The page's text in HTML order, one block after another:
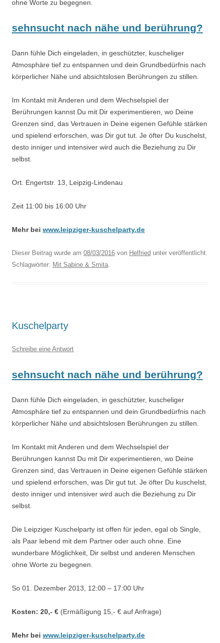
ohne Worte zu begegnen.
sehnsucht nach nähe und berührung?
Dann fühle Dich eingeladen, in geschützter, kuscheliger
Atmosphäre tief zu entspannen und dein Grundbedürfnis nach
körperlicher Nähe und absichtslosen Berührungen zu stillen.
Im Kontakt mit Anderen und dem Wechselspiel der
Berührungen kannst Du mit Dir experimentieren, wo Deine
Grenzen sind, das Vertrauen in Deine eigenen Gefühle stärken
und spielend erforschen, was Dir gut tut. Je öfter Du kuschelst,
desto inniger und intensiver wird auch die Beziehung zu Dir
selbst.
Ort. Engertstr. 13, Leipzig-Lindenau
Zeit 11:00 bis 16:00 Uhr
Mehr bei www.leipziger-kuschelparty.de
Dieser Beitrag wurde am 08/03/2016 von Helfried unter veröffentlicht.
Schlagwörter: Mit Sabine & Smita.
Kuschelparty
Schreibe eine Antwort
sehnsucht nach nähe und berührung?
Dann fühle Dich eingeladen, in geschützter, kuscheliger
Atmosphäre tief zu entspannen und dein Grundbedürfnis nach
körperlicher Nähe und absichtslosen Berührungen zu stillen.
Im Kontakt mit Anderen und dem Wechselspiel der
Berührungen kannst Du mit Dir experimentieren, wo Deine
Grenzen sind, das Vertrauen in Deine eigenen Gefühle stärken
und spielend erforschen, was Dir gut tut. Je öfter Du kuschelst,
desto inniger und intensiver wird auch die Beziehung zu Dir
selbst.
Die Leipziger Kuschelparty ist offen für jeden, egal ob Single,
als Paar lebend mit dem Partner oder auch ohne. Eine
wunderbare Möglichkeit, Dir selbst und anderen Menschen
ohne Worte zu begegnen.
So 01. Dezember 2013, 12:00 – 17:00 Uhr
Kosten: 20,- € (Ermäßigung 15,- € auf Anfrage)
Mehr bei www.leipziger-kuschelparty.de